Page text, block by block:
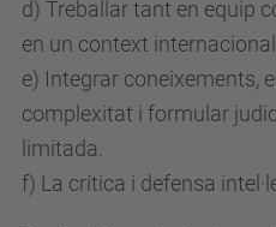
d) Treballar tant en equip
en un context
e) Integrar coneixements,
complexitat i formular
limitada.
f) La crítica i defensa